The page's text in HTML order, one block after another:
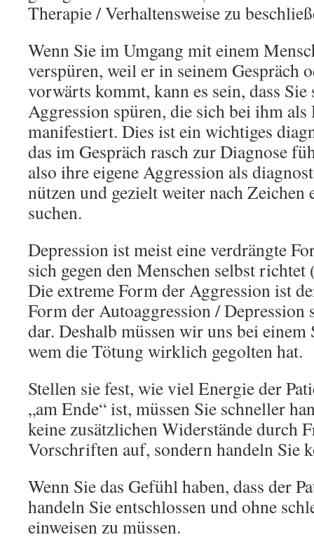
Therapie / Verhaltensweise zu
Wenn Sie im Umgang mit einem
verspüren, weil er in seinem Gespräch
vorwärts kommt, kann es sein, dass Sie
Aggression spüren, die sich bei ihm als
manifestiert. Dies ist ein wichtiges
das im Gespräch rasch zur Diagnose
also ihre eigene Aggression als
nützen und gezielt weiter nach Zeichen
suchen.
Depression ist meist eine verdrängte
sich gegen den Menschen selbst
Die extreme Form der Aggression ist
Form der Autoaggression /
dar. Deshalb müssen wir uns bei
wem die Tötung wirklich gegolten hat.
Stellen sie fest, wie viel Energie der
„am Ende“ ist, müssen Sie schneller
keine zusätzlichen Widerstände durch
Vorschriften auf, sondern handeln Sie
Wenn Sie das Gefühl haben, dass der
handeln Sie entschlossen und ohne
einweisen zu müssen.